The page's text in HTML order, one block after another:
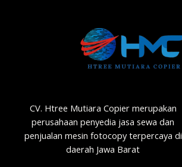
CV. Htree Mutiara Copier merupakan
perusahaan penyedia jasa sewa dan
penjualan mesin fotocopy terpercaya di
daerah Jawa Barat